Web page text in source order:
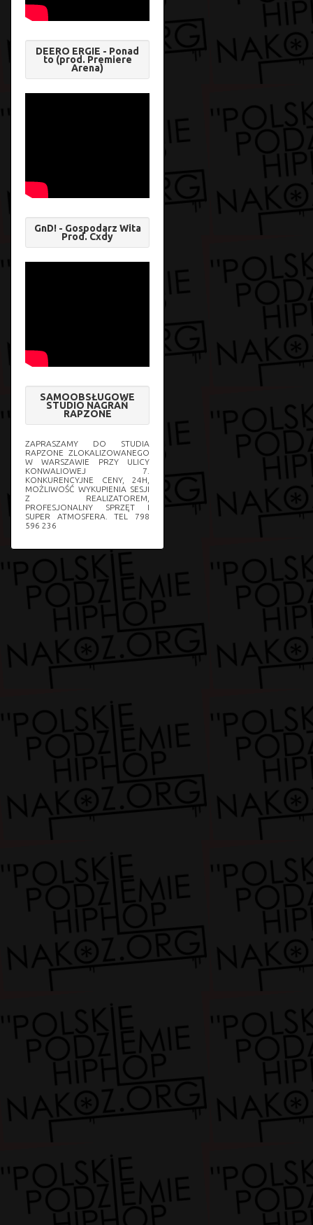
DEERO ERGIE - Ponad
to (prod. Premiere
Arena)
GnD! - Gospodarz Wita
Prod. Cxdy
SAMOOBSŁUGOWE
STUDIO NAGRAŃ
RAPZONE
ZAPRASZAMY DO STUDIA
RAPZONE ZLOKALIZOWANEGO
W WARSZAWIE PRZY ULICY
KONWALIOWEJ 7.
KONKURENCYJNE CENY, 24H,
MOŻLIWOŚĆ WYKUPIENIA SESJI
Z REALIZATOREM,
PROFESJONALNY SPRZĘT I
SUPER ATMOSFERA. TEL 798
596 236